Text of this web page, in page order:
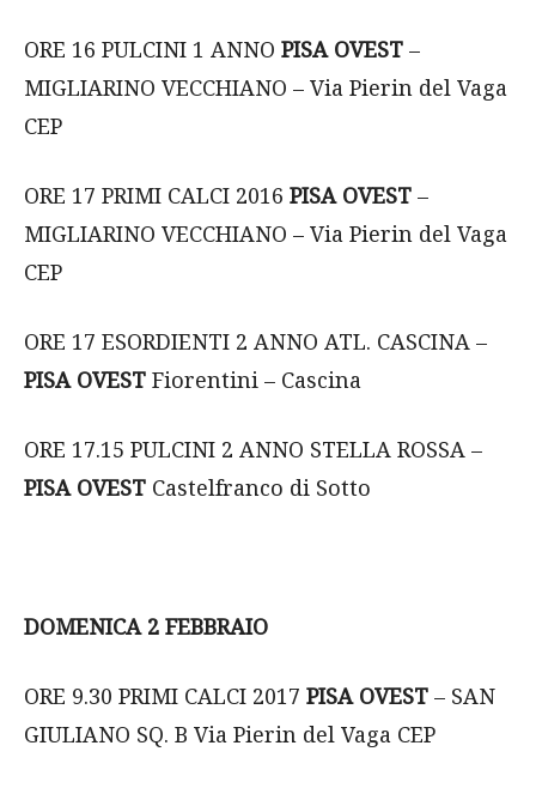
ORE 16 PULCINI 1 ANNO PISA OVEST –
MIGLIARINO VECCHIANO – Via Pierin del Vaga
CEP
ORE 17 PRIMI CALCI 2016 PISA OVEST –
MIGLIARINO VECCHIANO – Via Pierin del Vaga
CEP
ORE 17 ESORDIENTI 2 ANNO ATL. CASCINA –
PISA OVEST Fiorentini – Cascina
ORE 17.15 PULCINI 2 ANNO STELLA ROSSA –
PISA OVEST Castelfranco di Sotto
DOMENICA 2 FEBBRAIO
ORE 9.30 PRIMI CALCI 2017 PISA OVEST – SAN
GIULIANO SQ. B Via Pierin del Vaga CEP